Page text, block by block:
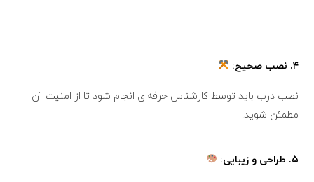
۴. نصب صحیح:
نصب درب باید توسط کارشناس حرفه‌ای انجام شود تا از امنیت آن
مطمئن شوید.
۵. طراحی و زیبایی: